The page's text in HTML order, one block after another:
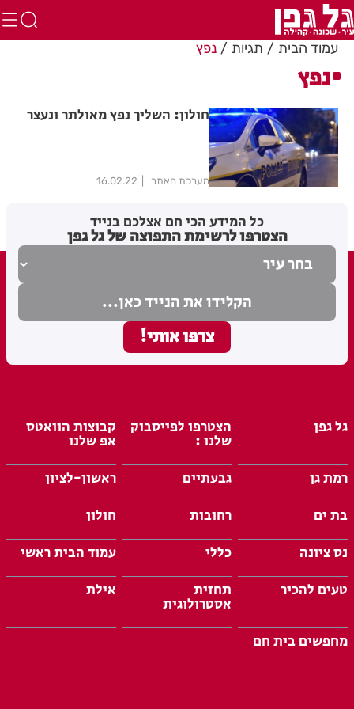
עמוד הבית תגיות נפץ
נפץ
חולון: השליך נפץ מאולתר ונעצר
מערכת האתר 16.02.22
כל המידע הכי חם אצלכם בנייד
הצטרפו לרשימת התפוצה של גל גפן
גל גפן הצטרפו לפייסבוק
שלנו :
קבוצות הוואטס
אפ שלנו
רמת גן
גבעתיים
ראשון-לציון
בת ים
רחובות
חולון
נס ציונה
כללי
עמוד הבית ראשי
טעים להכיר
תחזית
אסטרולוגית
אילת
מחפשים בית חם